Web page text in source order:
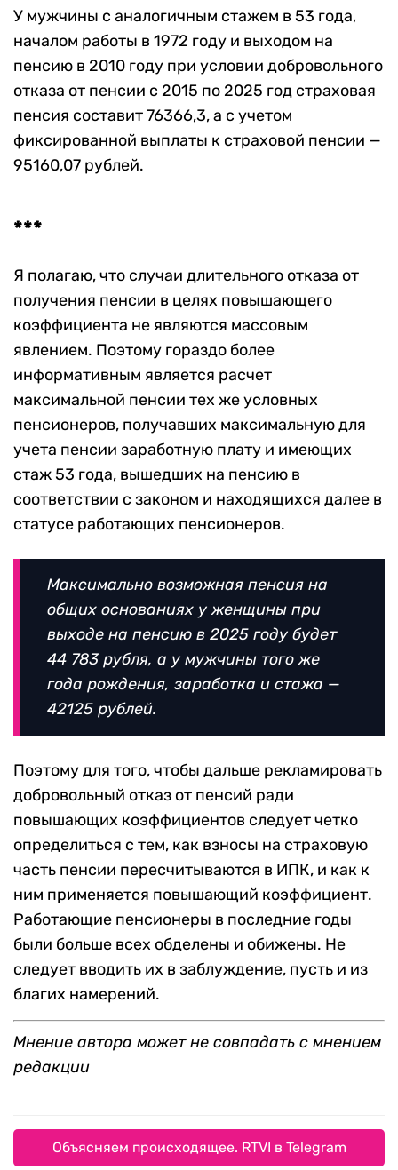
У мужчины с аналогичным стажем в 53 года,
началом работы в 1972 году и выходом на
пенсию в 2010 году при условии добровольного
отказа от пенсии с 2015 по 2025 год страховая
пенсия составит 76366,3, а с учетом
фиксированной выплаты к страховой пенсии —
95160,07 рублей.
***
Я полагаю, что случаи длительного отказа от
получения пенсии в целях повышающего
коэффициента не являются массовым
явлением. Поэтому гораздо более
информативным является расчет
максимальной пенсии тех же условных
пенсионеров, получавших максимальную для
учета пенсии заработную плату и имеющих
стаж 53 года, вышедших на пенсию в
соответствии с законом и находящихся далее в
статусе работающих пенсионеров.
Максимально возможная пенсия на
общих основаниях у женщины при
выходе на пенсию в 2025 году будет
44 783 рубля, а у мужчины того же
года рождения, заработка и стажа —
42125 рублей.
Поэтому для того, чтобы дальше рекламировать
добровольный отказ от пенсий ради
повышающих коэффициентов следует четко
определиться с тем, как взносы на страховую
часть пенсии пересчитываются в ИПК, и как к
ним применяется повышающий коэффициент.
Работающие пенсионеры в последние годы
были больше всех обделены и обижены. Не
следует вводить их в заблуждение, пусть и из
благих намерений.
Мнение автора может не совпадать с мнением
редакции
Объясняем происходящее. RTVI в Telegram